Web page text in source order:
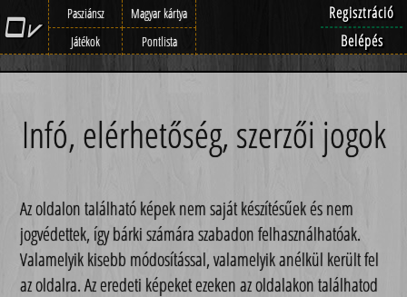
Pasziánsz
Magyar kártya
Játékok
Pontlista
Regisztráció
Belépés
Infó, elérhetőség, szerzői jogok
Az oldalon található képek nem saját készítésűek és nem
jogvédettek, így bárki számára szabadon felhasználhatóak.
Valamelyik kisebb módosítással, valamelyik anélkül került fel
az oldalra. Az eredeti képeket ezeken az oldalakon találhatod